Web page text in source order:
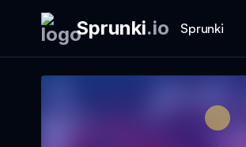
Sprunki.io Sprunki